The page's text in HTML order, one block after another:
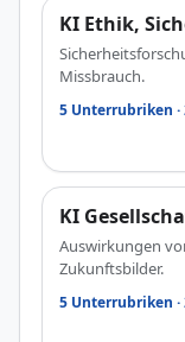
KI Ethik,
Missbrauch.
5 Unterrubriken ·
KI
Auswirkungen
Zukunftsbilder.
5 Unterrubriken ·